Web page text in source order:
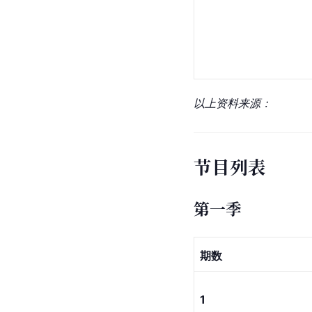
以上资料来源：
节目列表
第一季
期数
1